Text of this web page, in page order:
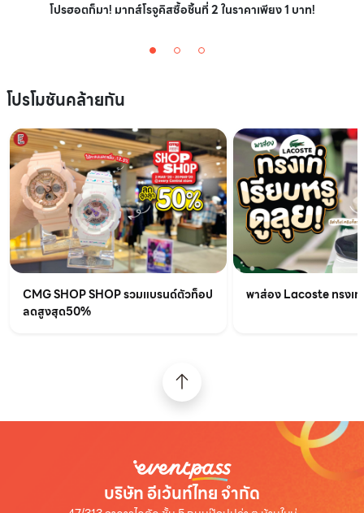
โปรฮอตก็มา! มากส์โรจูคิสซื้อชิ้นที่ 2 ในราคาเพียง 1 บาท!
โปรโมชันคล้ายกัน
CMG SHOP SHOP รวมแบรนด์ตัวท็อป
ลดสูงสุด50%
พาส่อง Lacoste ทรงเ
บริษัท อีเว้นท์ไทย จำกัด